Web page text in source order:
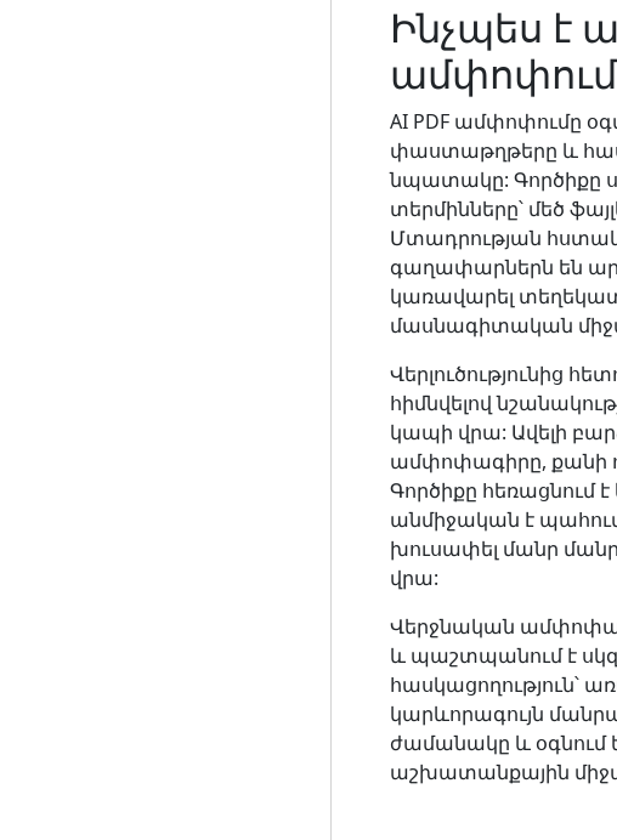
Ինչպես է
AI PDF ամփոփումը
փաստաթղթերը և
նպատակը: Գործիքը
տերմինները՝ մեծ
Մտադրության հստակ
գաղափարներն են
կառավարել
մասնագիտական
Վերլուծությունից
հիմնվելով
կապի վրա: Ավելի
ամփոփագիրը, քանի
Գործիքը հեռացնում
անմիջական է
խուսափել մանր
վրա:
Վերջնական
և պաշտպանում է
հասկացողություն՝
կարևորագույն
ժամանակը և օգնում
աշխատանքային